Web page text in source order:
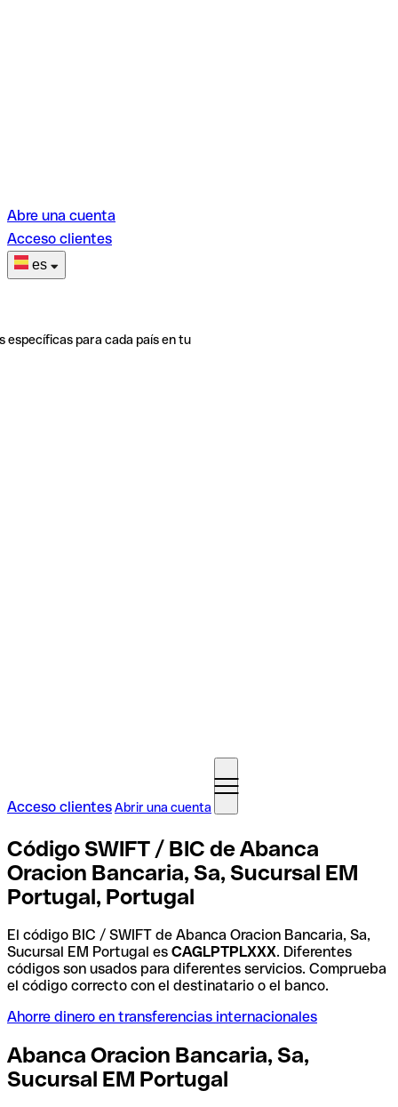
Abre una cuenta
Acceso clientes
es
específicas para cada país en tu
Acceso clientesAbrir una cuenta
Código SWIFT / BIC de Abanca
Oracion Bancaria, Sa, Sucursal EM
Portugal, Portugal
El código BIC / SWIFT de Abanca Oracion Bancaria, Sa,
Sucursal EM Portugal es CAGLPTPLXXX. Diferentes
códigos son usados para diferentes servicios. Comprueba
el código correcto con el destinatario o el banco.
Ahorre dinero en transferencias internacionales
Abanca Oracion Bancaria, Sa,
Sucursal EM Portugal